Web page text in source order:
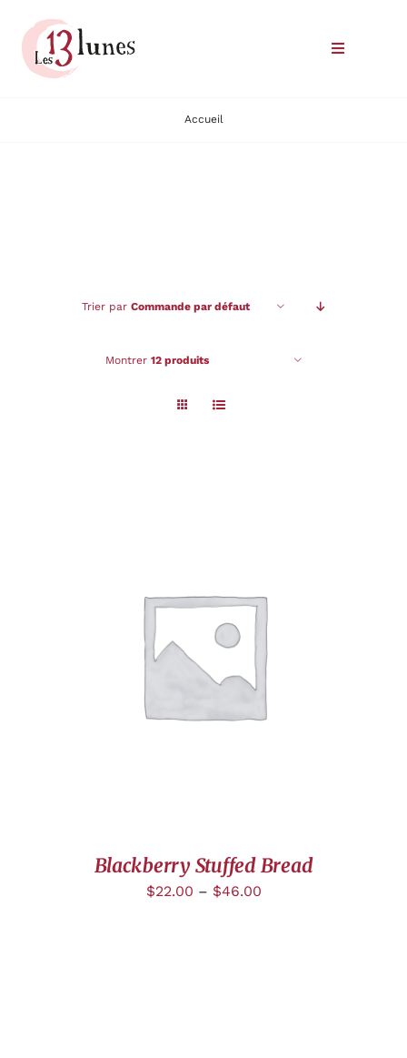
contenu
Toggle
Accueil
Trier par Commande par défaut
Montrer 12 produits
DÉTAILS
Blackberry Stuffed Bread
$22.00 – $46.00